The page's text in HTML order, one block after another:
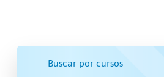
Buscar por cursos